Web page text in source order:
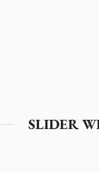
SLIDER